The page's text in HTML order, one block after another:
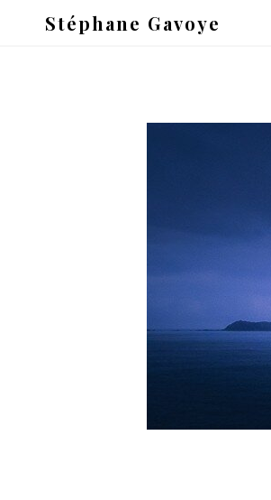
Stéphane Gavoye